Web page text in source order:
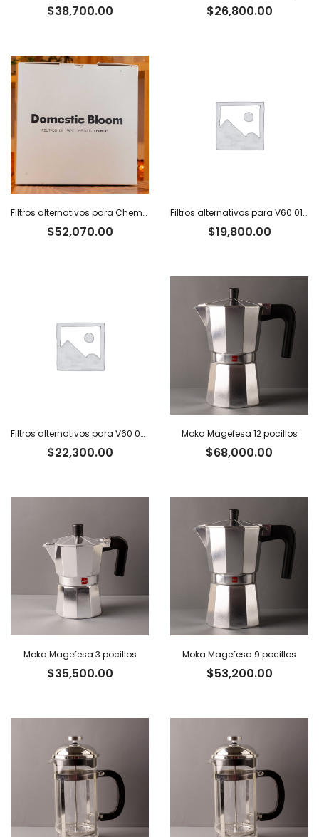
$38,700.00 $26,800.00
Filtros alternativos para Chemex x 100 u.
$52,070.00
Filtros alternativos para V60 01 x 100 u.
$19,800.00
Filtros alternativos para V60 02 x 100 u.
$22,300.00
Moka Magefesa 12 pocillos
$68,000.00
Moka Magefesa 3 pocillos
$35,500.00
Moka Magefesa 9 pocillos
$53,200.00